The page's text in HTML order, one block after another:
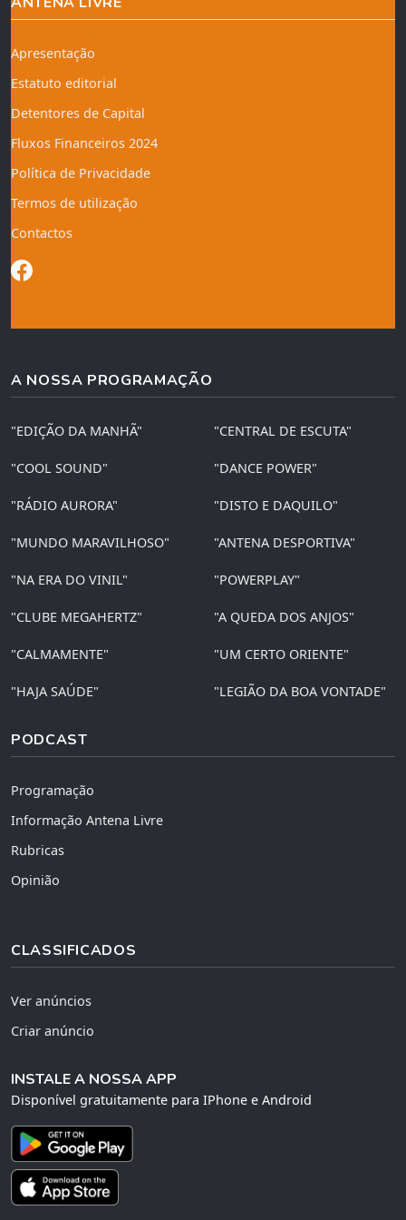
Apresentação
Estatuto editorial
Detentores de Capital
Fluxos Financeiros 2024
Política de Privacidade
Termos de utilização
Contactos
A NOSSA PROGRAMAÇÃO
"EDIÇÃO DA MANHÃ" "CENTRAL DE ESCUTA"
"COOL SOUND" "DANCE POWER"
"RÁDIO AURORA" "DISTO E DAQUILO"
"MUNDO MARAVILHOSO" "ANTENA DESPORTIVA"
"NA ERA DO VINIL" "POWERPLAY"
"CLUBE MEGAHERTZ" "A QUEDA DOS ANJOS"
"CALMAMENTE" "UM CERTO ORIENTE"
"HAJA SAÚDE" "LEGIÃO DA BOA VONTADE"
PODCAST
Programação
Informação Antena Livre
Rubricas
Opinião
CLASSIFICADOS
Ver anúncios
Criar anúncio
INSTALE A NOSSA APP
Disponível gratuitamente para IPhone e Android